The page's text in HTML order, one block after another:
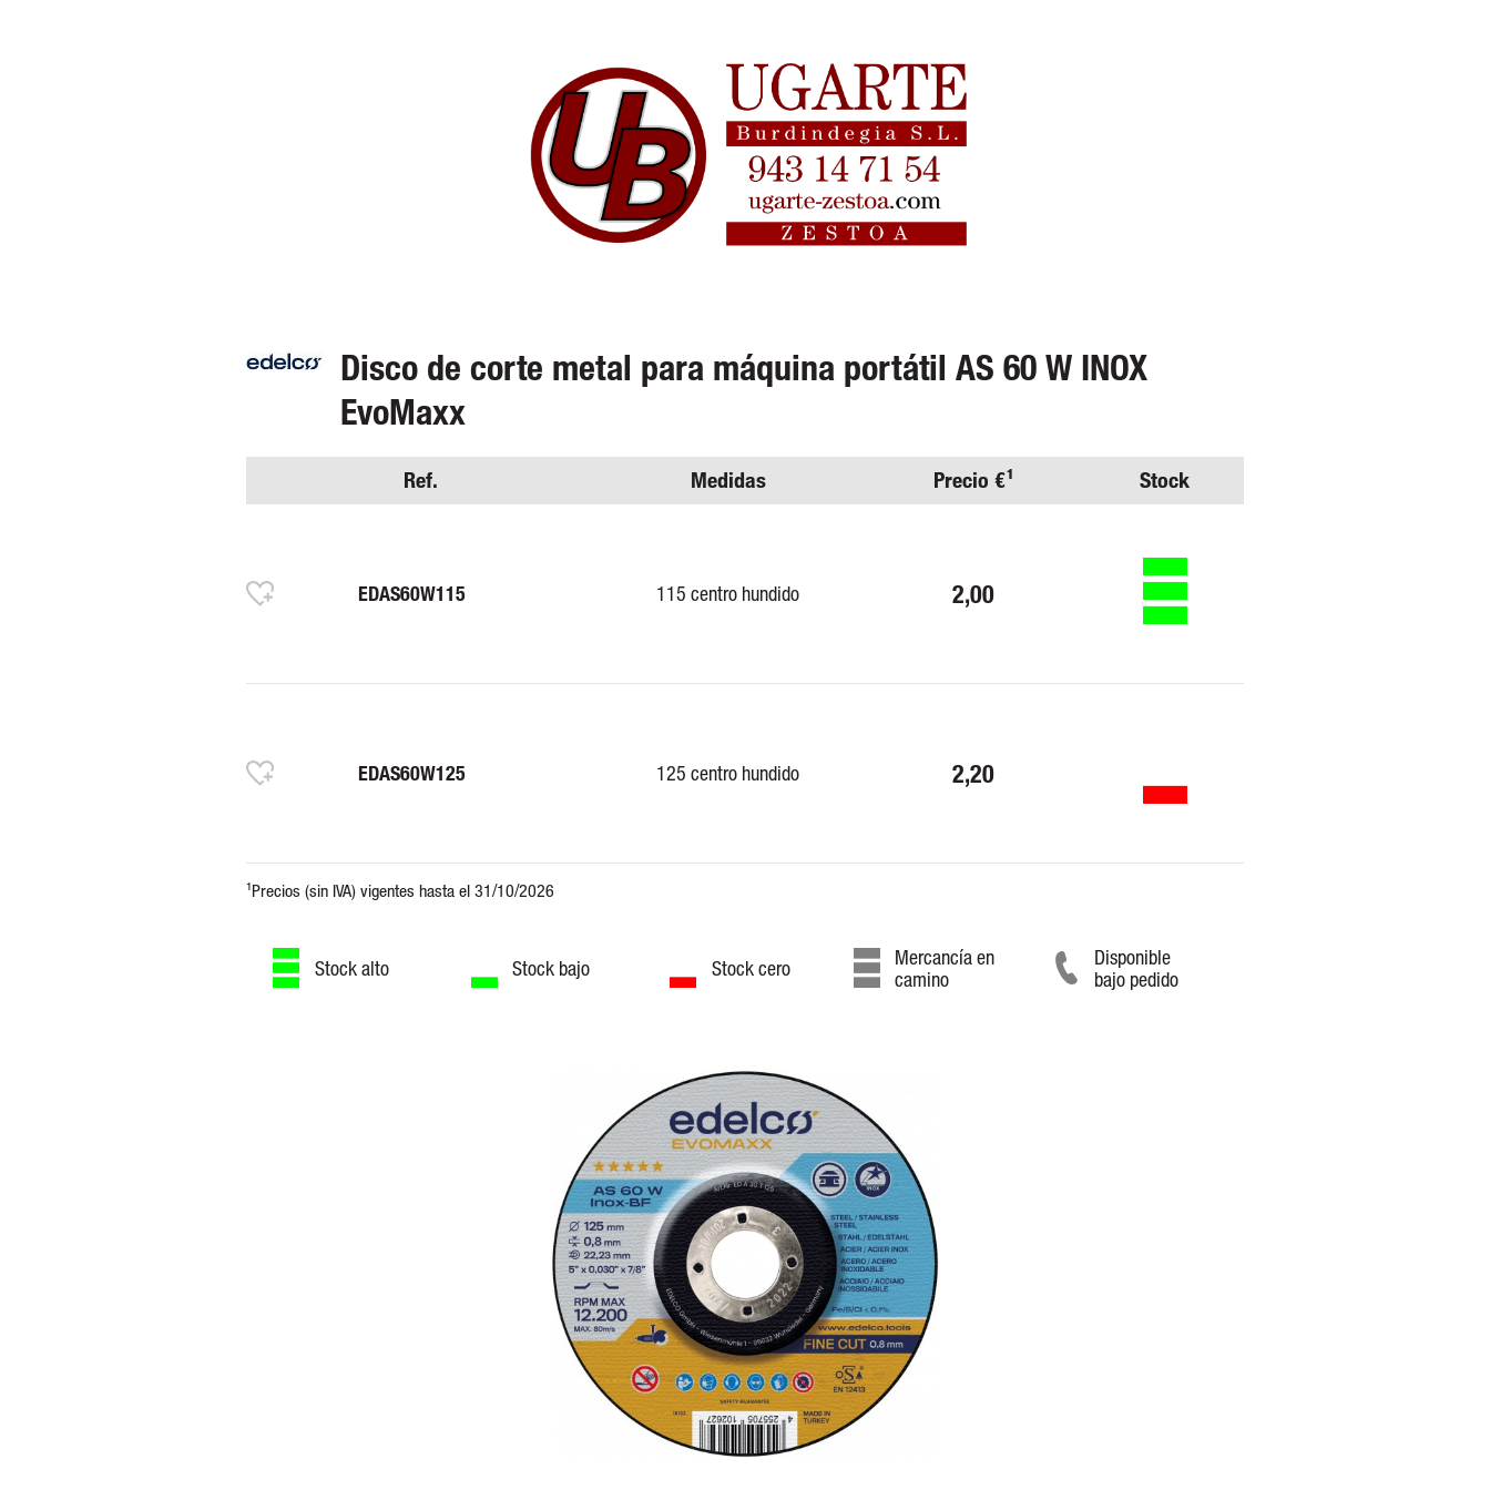
Disco de corte metal para máquina portátil AS 60 W INOX
EvoMaxx
Ref. Medidas Precio €¹ Stock
EDAS60W115 115 centro hundido 2,00
EDAS60W125 125 centro hundido 2,20
Stock alto Stock bajo Stock cero
Mercancía en
camino
Disponible
bajo pedido